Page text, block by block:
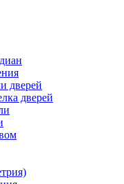
дверей
дверей